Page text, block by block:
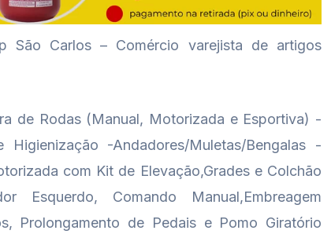
São Carlos – Comércio varejista de artigos
de Rodas (Manual, Motorizada e Esportiva) -
-Andadores/Muletas/Bengalas -
com Kit de Elevação,Grades e Colchão
Esquerdo, Comando Manual,Embreagem
Prolongamento de Pedais e Pomo Giratório